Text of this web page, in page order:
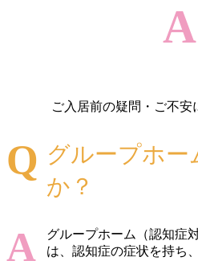
A
ご入居前の疑問・ご不安
グループホー
か？
グループホーム（認知症
は、認知症の症状を持ち